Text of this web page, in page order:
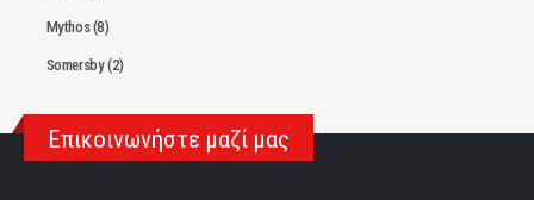
Mythos(8)
Somersby(2)
Επικοινωνήστε μαζί μας